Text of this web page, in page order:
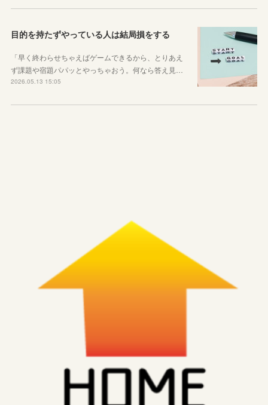
目的を持たずやっている人は結局損をする
「早く終わらせちゃえばゲームできるから、とりあえ
ず課題や宿題パパッとやっちゃおう。何なら答え見…
2026.05.13 15:05